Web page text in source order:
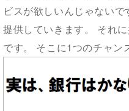
ビスが欲しいんじゃない
提供していきます。 それ
です。 そこに1つのチャン